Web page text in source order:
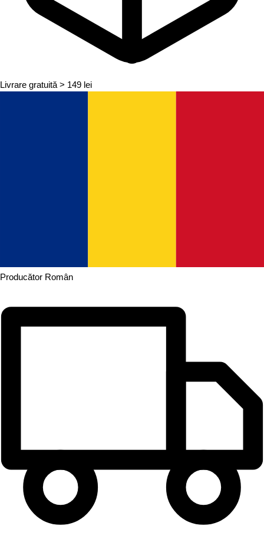
Livrare gratuită > 149 lei
Producător Român